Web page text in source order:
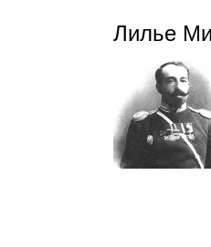
Лилье